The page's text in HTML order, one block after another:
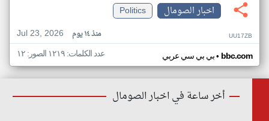
اخبار الصومال
Politics
Jul 23, 2026
منذ ١٤ يوم UU17ZB
بي بي سي عربي• bbc.com عدد الكلمات: ١٢١٩ الصور: ١٢
أخر ساعة في اخبار الصومال